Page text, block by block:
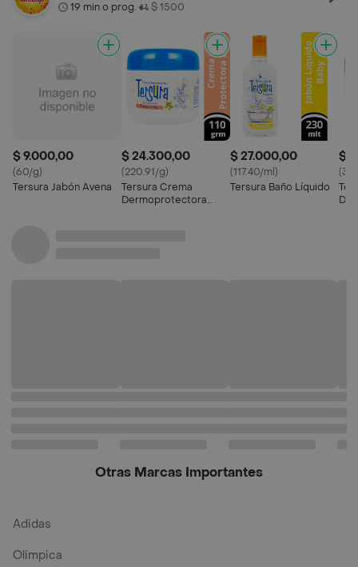
19 min o prog.• $ 1500
$ 9.000,00
(60/g)
Tersura Jabón Avena
$ 24.300,00
(220.91/g)
Tersura Crema
Dermoprotectora
$ 27.000,00
(117.40/ml)
Tersura Baño Líquido
$
Otras Marcas Importantes
Adidas
Olimpica